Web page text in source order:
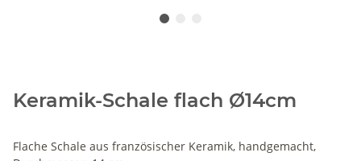
Keramik-Schale flach Ø14cm
Flache Schale aus französischer Keramik, handgemacht,